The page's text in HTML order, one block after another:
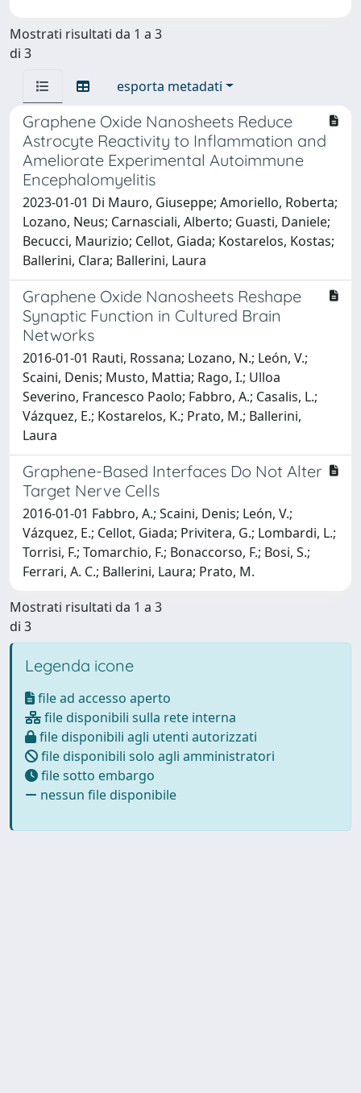
Mostrati risultati da 1 a 3
di 3
esporta metadati
Graphene Oxide Nanosheets Reduce
Astrocyte Reactivity to Inflammation and
Ameliorate Experimental Autoimmune
Encephalomyelitis
2023-01-01 Di Mauro, Giuseppe; Amoriello, Roberta;
Lozano, Neus; Carnasciali, Alberto; Guasti, Daniele;
Becucci, Maurizio; Cellot, Giada; Kostarelos, Kostas;
Ballerini, Clara; Ballerini, Laura
Graphene Oxide Nanosheets Reshape
Synaptic Function in Cultured Brain
Networks
2016-01-01 Rauti, Rossana; Lozano, N.; León, V.;
Scaini, Denis; Musto, Mattia; Rago, I.; Ulloa
Severino, Francesco Paolo; Fabbro, A.; Casalis, L.;
Vázquez, E.; Kostarelos, K.; Prato, M.; Ballerini,
Laura
Graphene-Based Interfaces Do Not Alter
Target Nerve Cells
2016-01-01 Fabbro, A.; Scaini, Denis; León, V.;
Vázquez, E.; Cellot, Giada; Privitera, G.; Lombardi, L.;
Torrisi, F.; Tomarchio, F.; Bonaccorso, F.; Bosi, S.;
Ferrari, A. C.; Ballerini, Laura; Prato, M.
Mostrati risultati da 1 a 3
di 3
Legenda icone
file ad accesso aperto
file disponibili sulla rete interna
file disponibili agli utenti autorizzati
file disponibili solo agli amministratori
file sotto embargo
nessun file disponibile